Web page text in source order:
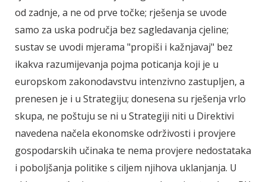
od zadnje, a ne od prve točke; rješenja se uvode
samo za uska područja bez sagledavanja cjeline;
sustav se uvodi mjerama "propiši i kažnjavaj" bez
ikakva razumijevanja pojma poticanja koji je u
europskom zakonodavstvu intenzivno zastupljen, a
prenesen je i u Strategiju; donesena su rješenja vrlo
skupa, ne poštuju se ni u Strategiji niti u Direktivi
navedena načela ekonomske održivosti i provjere
gospodarskih učinaka te nema provjere nedostataka
i poboljšanja politike s ciljem njihova uklanjanja. U